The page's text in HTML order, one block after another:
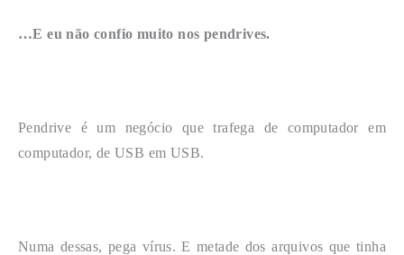
…E eu não confio muito nos pendrives.
Pendrive é um negócio que trafega de computador em
computador, de USB em USB.
Numa dessas, pega vírus. E metade dos arquivos que tinha